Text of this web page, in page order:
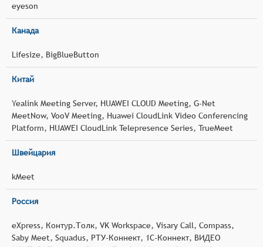
eyeson
Канада
Lifesize, BigBlueButton
Китай
Yealink Meeting Server, HUAWEI CLOUD Meeting, G-Net
MeetNow, VooV Meeting, Huawei CloudLink Video Conferencing
Platform, HUAWEI CloudLink Telepresence Series, TrueMeet
Швейцария
kMeet
Россия
eXpress, Контур.Толк, VK Workspace, Visary Call, Compass,
Saby Meet, Squadus, РТУ-Коннект, 1С-Коннект, ВИДЕО